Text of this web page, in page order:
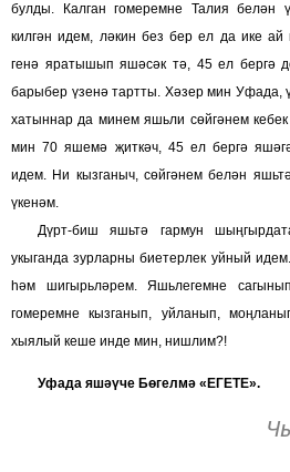
булды. Калган гомеремне Талия белән
килгән идем, ләкин без бер ел да ике ай
генә яратышып яшәсәк тә, 45 ел бергә
барыбер үзенә тартты. Хәзер мин Уфада,
хатыннар да минем яшьли сөйгәнем
мин 70 яшемә җиткәч, 45 ел бергә
идем. Ни кызганыч, сөйгәнем белән
үкенәм.
Дүрт-биш яшьтә гармун
укыганда зурларны биетерлек уйный
һәм шигырьләрем. Яшьлегемне
гомеремне кызганып, уйланып,
хыялый кеше инде мин, нишлим?!
Уфада яшәүче Бөгелмә «ЕГЕТЕ».